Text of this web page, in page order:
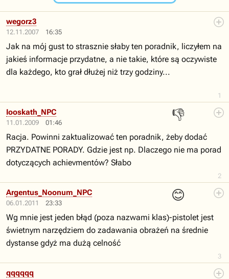
12.11.2007 16:35
1
wegorz3
Jak na mój gust to strasznie słaby ten poradnik, liczyłem na
jakieś informacje przydatne, a nie takie, które są oczywiste
dla każdego, kto grał dłużej niż trzy godziny...
11.01.2009 01:46
👎
2
Iooskath_NPC
Racja. Powinni zaktualizować ten poradnik, żeby dodać
PRZYDATNE PORADY. Gdzie jest np. Dlaczego nie ma porad
dotyczących achievmentów? Słabo
06.01.2011 23:33
😊
3
Argentus_Noonum_NPC
Wg mnie jest jeden błąd (poza nazwami klas)-pistolet jest
świetnym narzędziem do zadawania obrażeń na średnie
dystanse gdyż ma dużą celność
qqqqqq